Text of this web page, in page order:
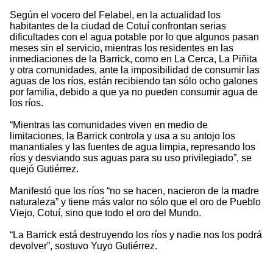
Según el vocero del Felabel, en la actualidad los
habitantes de la ciudad de Cotuí confrontan serias
dificultades con el agua potable por lo que algunos pasan
meses sin el servicio, mientras los residentes en las
inmediaciones de la Barrick, como en La Cerca, La Piñita
y otra comunidades, ante la imposibilidad de consumir las
aguas de los ríos, están recibiendo tan sólo ocho galones
por familia, debido a que ya no pueden consumir agua de
los ríos.
“Mientras las comunidades viven en medio de
limitaciones, la Barrick controla y usa a su antojo los
manantiales y las fuentes de agua limpia, represando los
ríos y desviando sus aguas para su uso privilegiado”, se
quejó Gutiérrez.
Manifestó que los ríos “no se hacen, nacieron de la madre
naturaleza” y tiene más valor no sólo que el oro de Pueblo
Viejo, Cotuí, sino que todo el oro del Mundo.
“La Barrick está destruyendo los ríos y nadie nos los podrá
devolver”, sostuvo Yuyo Gutiérrez.